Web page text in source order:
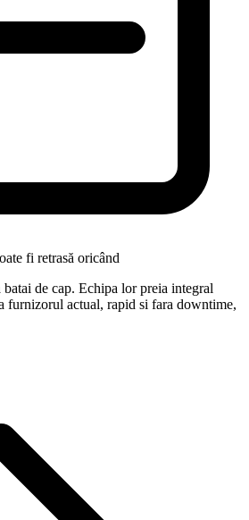
fi retrasă oricând
de cap. Echipa lor preia integral
furnizorul actual, rapid si fara downtime,